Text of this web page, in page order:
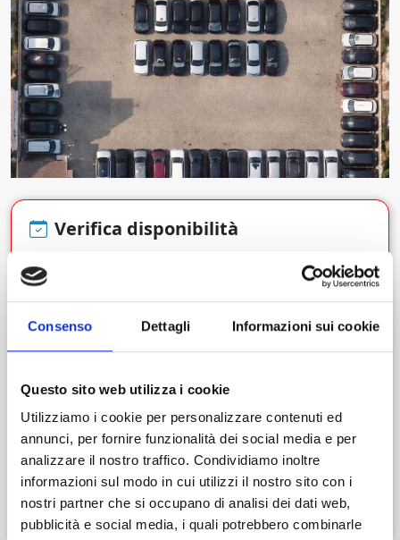
Consenso Dettagli Informazioni sui cookie
Questo sito web utilizza i cookie
Utilizziamo i cookie per personalizzare contenuti ed
annunci, per fornire funzionalità dei social media e per
analizzare il nostro traffico. Condividiamo inoltre
informazioni sul modo in cui utilizzi il nostro sito con i
nostri partner che si occupano di analisi dei dati web,
pubblicità e social media, i quali potrebbero combinarle
Verifica disponibilità
Dal giorno Ora
Al giorno Ora
Cerca